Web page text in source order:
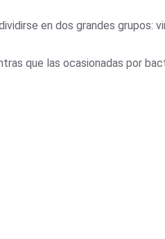
en dos grandes grupos:
que las ocasionadas por